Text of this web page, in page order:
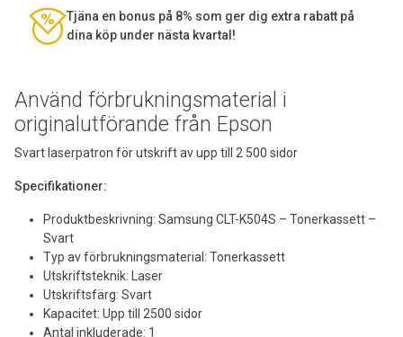
Använd förbrukningsmaterial i
originalutförande från Epson
Svart laserpatron för utskrift av upp till 2 500 sidor
Specifikationer:
Produktbeskrivning: Samsung CLT-K504S – Tonerkassett –
Svart
Typ av förbrukningsmaterial: Tonerkassett
Utskriftsteknik: Laser
Utskriftsfärg: Svart
Kapacitet: Upp till 2500 sidor
Antal inkluderade: 1
Tjäna en bonus på 8% som ger dig extra rabatt på
dina köp under nästa kvartal!